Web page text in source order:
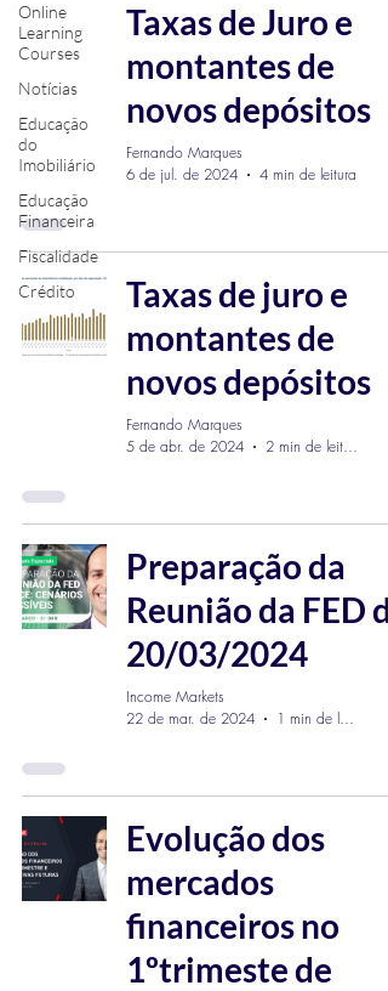
Online
Learning
Courses
Notícias
Educação
do
Imobiliário
Educação
Financeira
Fiscalidade
Crédito
Taxas de Juro e
montantes de
novos depósitos
Fernando Marques
6 de jul. de 2024
4 min de leitura
Taxas de juro e
montantes de
novos depósitos
Fernando Marques
5 de abr. de 2024
2 min de leitura
Preparação da
Reunião da FED de
20/03/2024
Income Markets
22 de mar. de 2024
1 min de leitura
Evolução dos
mercados
financeiros no
1ºtrimeste de